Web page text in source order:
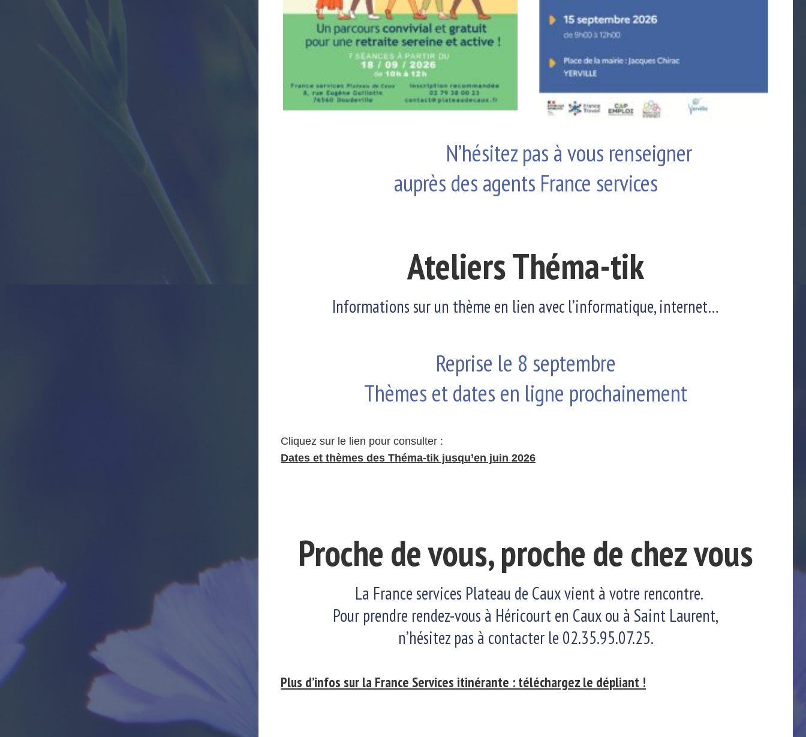
N’hésitez pas à vous renseigner
auprès des agents France services
Ateliers Théma-tik
Informations sur un thème en lien avec l’informatique, internet…
Reprise le 8 septembre
Thèmes et dates en ligne prochainement
Cliquez sur le lien pour consulter :
Dates et thèmes des Théma-tik jusqu’en juin 2026
Proche de vous, proche de chez vous
La France services Plateau de Caux vient à votre rencontre.
Pour prendre rendez-vous à Héricourt en Caux ou à Saint Laurent,
n’hésitez pas à contacter le 02.35.95.07.25.
Plus d’infos sur la France Services itinérante : téléchargez le dépliant !